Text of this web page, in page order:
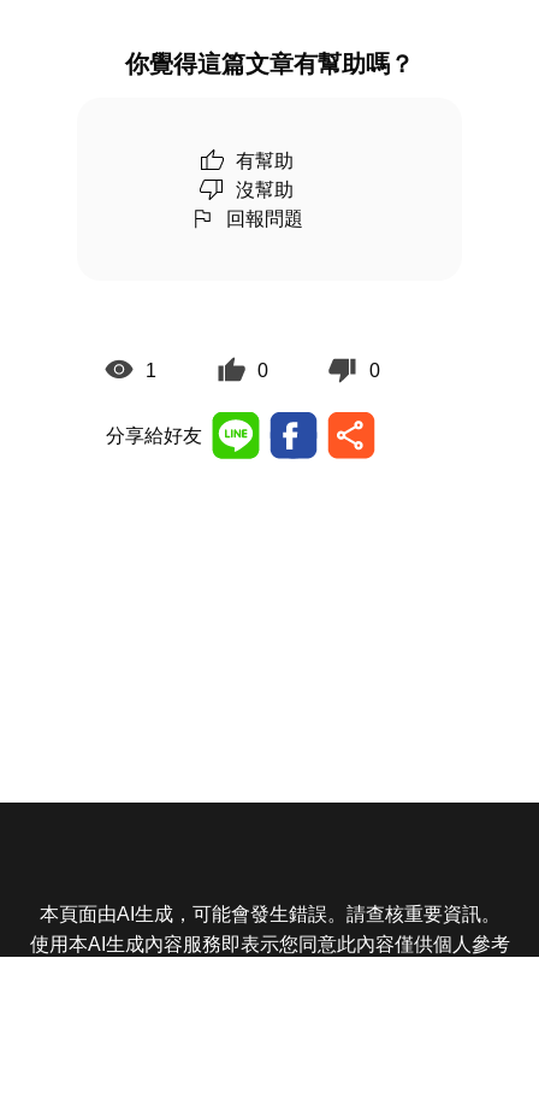
你覺得這篇文章有幫助嗎？
有幫助
沒幫助
回報問題
1 0 0
分享給好友
本頁面由AI生成，可能會發生錯誤。請查核重要資訊。
使用本AI生成內容服務即表示您同意此內容僅供個人參考